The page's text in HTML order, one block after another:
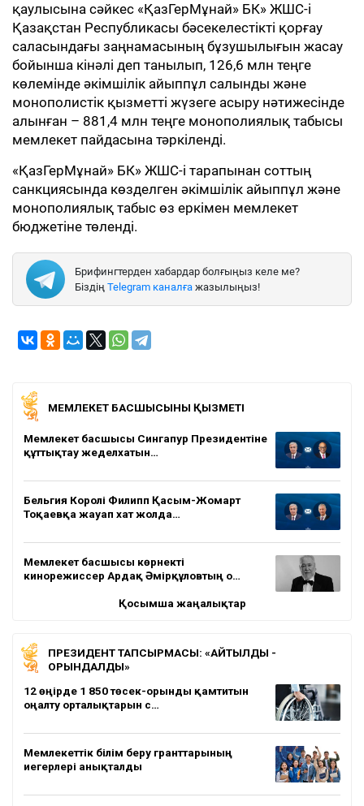
қаулысына сәйкес «ҚазГерМұнай» БК» ЖШС-і
Қазақстан Республикасы бәсекелестікті қорғау
саласындағы заңнамасының бұзушылығын жасау
бойынша кінәлі деп танылып, 126,6 млн теңге
көлемінде әкімшілік айыппұл салынды және
монополистік қызметті жүзеге асыру нәтижесінде
алынған – 881,4 млн теңге монополиялық табысы
мемлекет пайдасына тәркіленді.
«ҚазГерМұнай» БК» ЖШС-і тарапынан соттың
санкциясында көзделген әкімшілік айыппұл және
монополиялық табыс өз еркімен мемлекет
бюджетіне төленді.
Брифингтерден хабардар болғыңыз келе ме?
Біздің Telegram каналға жазылыңыз!
МЕМЛЕКЕТ БАСШЫСЫНЫҢ ҚЫЗМЕТІ
Мемлекет басшысы Сингапур Президентіне
құттықтау жеделхатын…
Бельгия Королі Филипп Қасым-Жомарт
Тоқаевқа жауап хат жолда…
Мемлекет басшысы көрнекті
кинорежиссер Ардақ Әмірқұловтың о…
Қосымша жаңалықтар
ПРЕЗИДЕНТ ТАПСЫРМАСЫ: «АЙТЫЛДЫ -
ОРЫНДАЛДЫ»
12 өңірде 1 850 төсек-орынды қамтитын
оңалту орталықтарын с…
Мемлекеттік білім беру гранттарының
иегерлері анықталды